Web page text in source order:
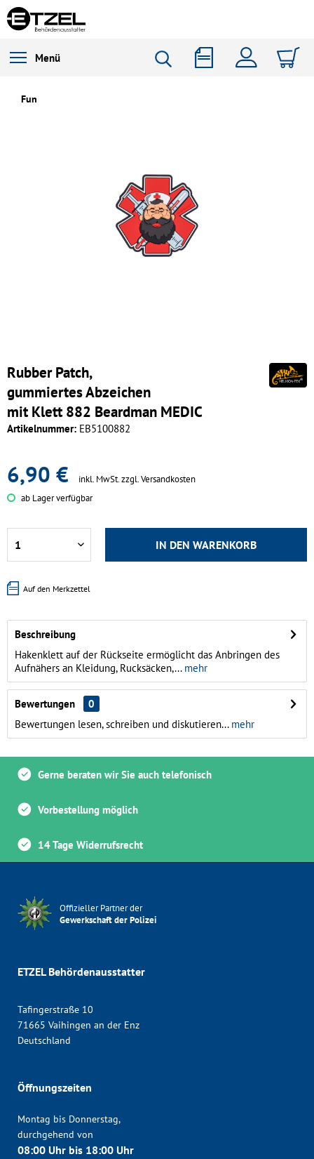
Menü
Fun
Rubber Patch,
gummiertes Abzeichen
mit Klett 882 Beardman MEDIC
Artikelnummer: EB5100882
6,90 € inkl. MwSt.zzgl. Versandkosten
ab Lager verfügbar
IN DEN WARENKORB
Auf den Merkzettel
Beschreibung
Hakenklett auf der Rückseite ermöglicht das Anbringen des
Aufnähers an Kleidung, Rucksäcken,...mehr
Bewertungen
0
Bewertungen lesen, schreiben und diskutieren...mehr
Gerne beraten wir Sie auch telefonisch
Vorbestellung möglich
14 Tage Widerrufsrecht
Offizieller Partner der
Gewerkschaft der Polizei
ETZEL Behördenausstatter
Tafingerstraße 10
71665 Vaihingen an der Enz
Deutschland
Öffnungszeiten
Montag bis Donnerstag,
durchgehend von
08:00 Uhr bis 18:00 Uhr